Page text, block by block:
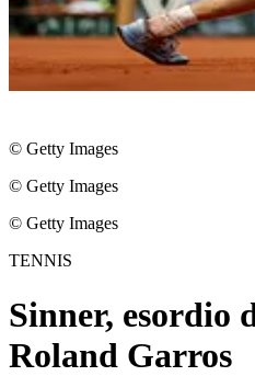
© Getty Images
© Getty Images
© Getty Images
TENNIS
Sinner, esordio
Roland Garros